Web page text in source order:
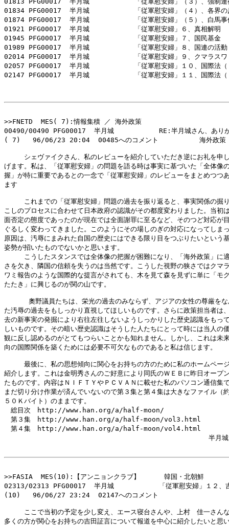
01834 PFG00017  半月城           「従軍慰安婦」（４）、各界の
01874 PFG00017  半月城           「従軍慰安婦」（５）、白馬
01921 PFG00017  半月城           「従軍慰安婦」６、真相解明
01945 PFG00017  半月城           「従軍慰安婦」７、国民基金
01989 PFG00017  半月城           「従軍慰安婦」８、国連の活動
02014 PFG00017  半月城           「従軍慰安婦」９、クマラスワ
02057 PFG00017  半月城           「従軍慰安婦」１０、国際法（
02147 PFG00017  半月城           「従軍慰安婦」１１、国際法（
>>FNETD  MES( 7):情報集積 ／ 海外政策
00490/00490 PFG00017  半月城           RE:半月城さん、ありが
( 7)   96/06/23 20:04  00485へのコメント          海外政策
シェヴァイクさん、私のレビューを紹介していただき逆にお礼を申
げます。私は、「従軍慰安婦」の問題を語る時は事実に基づいた「全体像
握」が特に重要であるとの一念で「従軍慰安婦」のレビューをまとめつつ
ます
これまでの「従軍慰安婦」問題の過去を振り返ると、事実関係の掘
こしのプロセスに合わせて日本政府の認識がその都度変わりました。当初
面否定の態度であったのが現在では全面謝罪に至るなど、そのつど対応が
ぐるしく変わってきました。このようにその場しのぎの対応になってしま
原因は、汚辱にまみれた自国の歴史にはできる限り目をつぶりたいという
姿勢が招いたものでないかと思います。
こうしたスタンスでは全体像の把握が困難になり、「海外政策」に
さを欠き、隣国の信頼を失うのは当然です。こうした視野の狭さではクマ
ワミ報告のような国際的な提言がされても、木を見て森を見ずに単に「モ
たたき」に興じるのが関の山です。
奧野議員たちは、栄光の過去のみならず、アジアの女性の尊厳を
た汚辱の過去をもしっかり直視してほしいものです。さらに政策担当者は
去の新事実の発掘により右往左往しないようしっかりした歴史認識をもっ
しいものです。その暗い歴史認識はそうした人たちにとって時には当人の
観に反し認めるのがとてもつらいことかも知れません。しかし、これは未
向の国際関係を築くためには必要不可欠なものであると私は信じます。
最後に、私の思想傾向に関心をお持ちの方のために私のホームペー
紹介します。これは金明秀さんのご好意により同氏のＷＥＢに昨日オープ
たものです。内容はＮＩＦＴＹやＰＣＶＡＮに載せた私のパソコン通信集
まだ切り分け作業が済んでいないので第３集と第４集は大きなファイル（
５０Ｋバイト）のままです。
総目次　http://www.han.org/a/half-moon/
第３集　http://www.han.org/a/half-moon/vol3.html
第４集　http://www.han.org/a/half-moon/vol4.html
                                                  半月城
>>FASIA  MES(10):【アンニョンクラブ】　　　 韓国・北朝鮮
02313/02313 PFG00017  半月城           「従軍慰安婦」１２、
(10)   96/06/27 23:24  02147へのコメント
ここで当初の予定を少し変え、エース寝台さんや、上村　佳一さん
多くの方が関心をお持ちの吉田証言について報道を中心に紹介したいと思